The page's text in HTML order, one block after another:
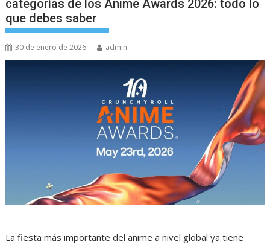
categorías de los Anime Awards 2026: todo lo
que debes saber
30 de enero de 2026 admin
La fiesta más importante del anime a nivel global ya tiene